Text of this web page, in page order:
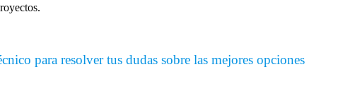
para resolver tus dudas sobre las mejores opciones